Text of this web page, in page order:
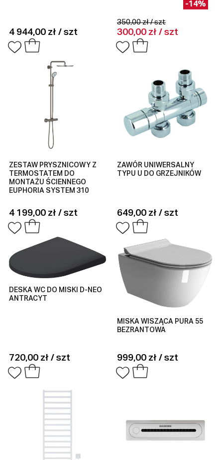
4 944,00 zł / szt
350,00 zł / szt
300,00 zł / szt
-14%
ZESTAW PRYSZNICOWY Z
TERMOSTATEM DO
MONTAŻU ŚCIENNEGO
EUPHORIA SYSTEM 310
4 199,00 zł / szt
ZAWÓR UNIWERSALNY
TYPU U DO GRZEJNIKÓW
649,00 zł / szt
DESKA WC DO MISKI D-NEO
ANTRACYT
720,00 zł / szt
MISKA WISZĄCA PURA 55
BEZRANTOWA
999,00 zł / szt